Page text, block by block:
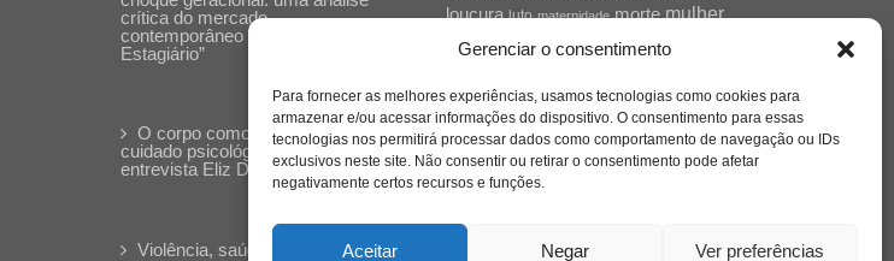
Gerenciar o consentimento
Para fornecer as melhores experiências, usamos tecnologias como cookies para
armazenar e/ou acessar informações do dispositivo. O consentimento para essas
tecnologias nos permitirá processar dados como comportamento de navegação ou IDs
exclusivos neste site. Não consentir ou retirar o consentimento pode afetar
negativamente certos recursos e funções.
Aceitar Negar Ver preferências
crítica do mercado
contemporâneo em “Um Senhor
Estagiário”
O corpo como expressão do
cuidado psicológico: (En)Cena
entrevista Eliz Dorneles
Violência, saúde mental e a
loucura luto maternidade morte mulher
pandemia psicanálise
psicologia redes sociais
saúdesaúde mental
sexualidade sociedade SUS
tecnologia
violência